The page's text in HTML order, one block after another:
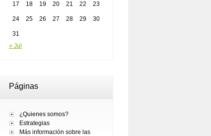
17 18 19 20 21 22 23
24 25 26 27 28 29 30
31
« Jul
Páginas
¿Quienes somos?
Estrategias
Más información sobre las